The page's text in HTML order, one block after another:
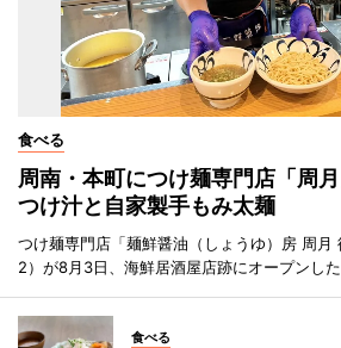
食べる
周南・本町につけ麺専門店「周
つけ汁と自家製手もみ太麺
つけ麺専門店「麺鮮醤油（しょうゆ）房 周月
2）が8月3日、海鮮居酒屋店跡にオープンした
食べる